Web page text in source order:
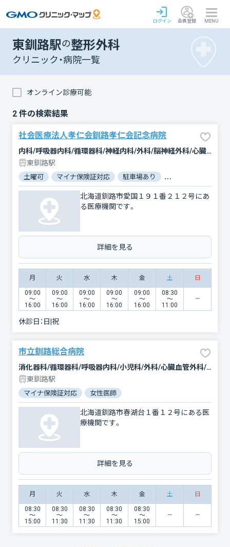
ログイン 会員登録 MENU
東釧路駅の整形外科
クリニック・病院一覧
オンライン診療可能
2 件の検索結果
社会医療法人孝仁会釧路孝仁会記念病院
内科/呼吸器内科/循環器科/神経内科/外科/脳神経外科/心臓血管外科/整形外科/形成外科/泌尿器科/リハビリテーション/放射線科/麻酔科
東釧路駅
土曜可 マイナ保険証対応 駐車場あり バリアフリー
北海道釧路市愛国１９１番２１２号にあ
る医療機関です。
詳細を見る
月 火 水 木 金 土 日
09:00
〜
16:00
09:00
〜
16:00
09:00
〜
16:00
09:00
〜
16:00
09:00
〜
16:00
08:30
〜
11:00
休診日： 日|祝
市立釧路総合病院
消化器科/循環器科/呼吸器内科/小児科/外科/心臓血管外科/整形外科/脳神経外科/皮膚科/産婦人科/眼科/精神科・神経科/麻酔科/放射線科/形成外科/臨床検査・病理診断/緩和ケア
東釧路駅
マイナ保険証対応 女性医師
北海道釧路市春湖台１番１２号にある医
療機関です。
詳細を見る
月 火 水 木 金 土 日
08:30
〜
15:00
08:30
〜
11:30
08:30
〜
11:30
08:30
〜
11:30
08:30
〜
15:00